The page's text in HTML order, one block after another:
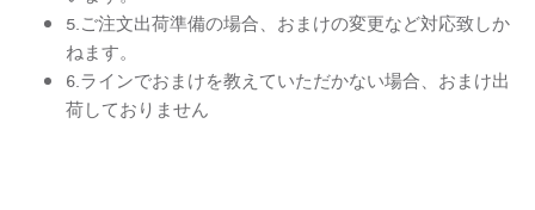
5.ご注文出荷準備の場合、おまけの変更など対応致しか
ねます。
6.ラインでおまけを教えていただかない場合、おまけ出
荷しておりません